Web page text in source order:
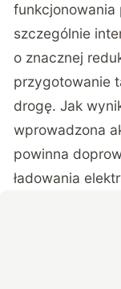
szczególnie
o znacznej
przygotowanie
drogę. Jak
wprowadzona
powinna
ładowania